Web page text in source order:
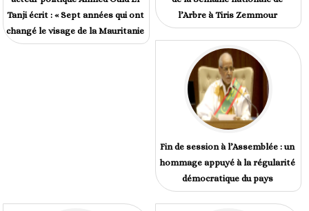
Tanji écrit : « Sept années qui ont
changé le visage de la Mauritanie
l’Arbre à Tiris Zemmour
Fin de session à l’Assemblée : un
hommage appuyé à la régularité
démocratique du pays